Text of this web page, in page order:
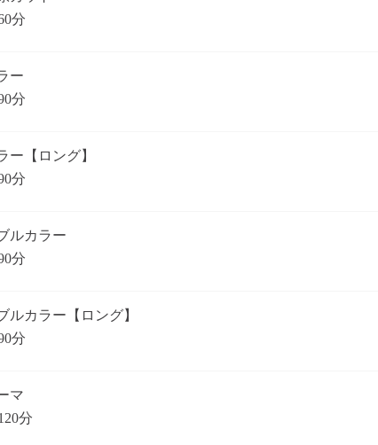
分
ー
分
ー【ロング】
分
ルカラー
分
ルカラー【ロング】
分
マ
分